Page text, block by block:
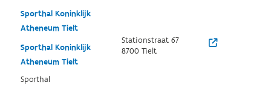
Sporthal Koninklijk
Atheneum Tielt
Sporthal Koninklijk
Atheneum Tielt
Sporthal
Stationstraat 67
8700 Tielt